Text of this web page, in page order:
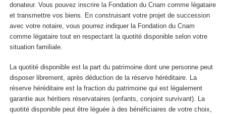
donateur. Vous pouvez inscrire la Fondation du Cnam comme légataire
et transmettre vos biens. En construisant votre projet de succession
avec votre notaire, vous pourrez indiquer la Fondation du Cnam
comme légataire tout en respectant la quotité disponible selon votre
situation familiale.
La quotité disponible est la part du patrimoine dont une personne peut
disposer librement, après déduction de la réserve héréditaire. La
réserve héréditaire est la fraction du patrimoine qui est légalement
garantie aux héritiers réservataires (enfants, conjoint survivant). La
quotité disponible peut être léguée à des bénéficiaires de votre choix,